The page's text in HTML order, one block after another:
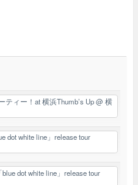
ティー！at 横浜Thumb’s Up@ 横
dot white line」release tour
dot white line」release tour